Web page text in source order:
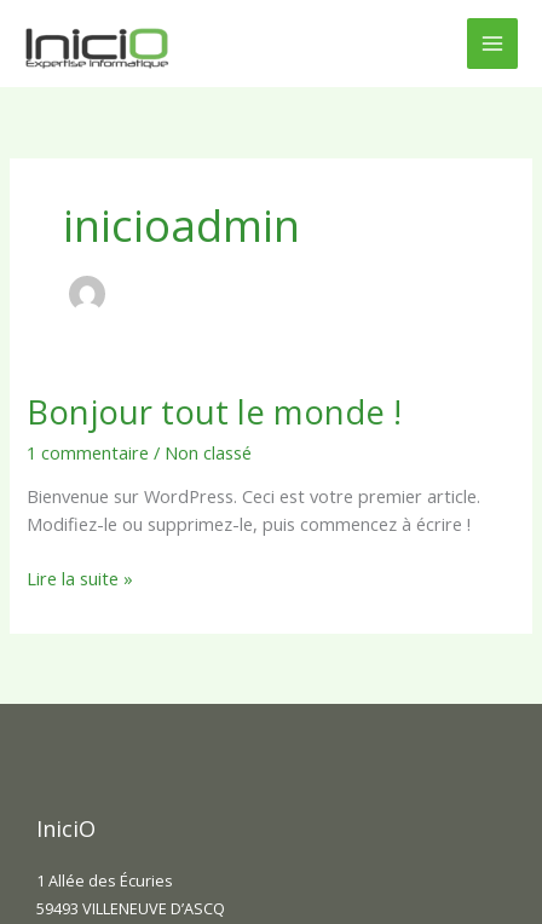
contenu
inicioadmin
Bonjour tout le monde !
1 commentaire / Non classé
Bienvenue sur WordPress. Ceci est votre premier article.
Modifiez-le ou supprimez-le, puis commencez à écrire !
Bonjour
tout
le
monde !
Lire la suite »
IniciO
1 Allée des Écuries
59493 VILLENEUVE D’ASCQ